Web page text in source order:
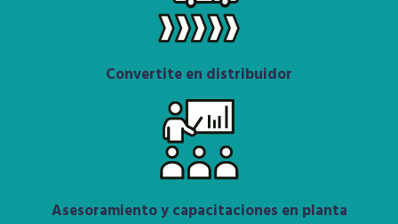
Convertite en distribuidor
Asesoramiento y capacitaciones en planta